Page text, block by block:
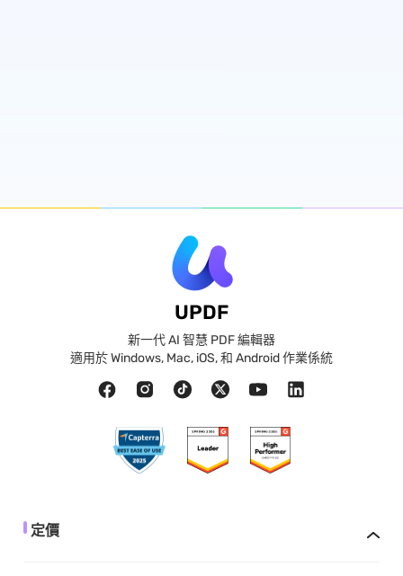
UPDF
新一代 AI 智慧 PDF 編輯器
適用於 Windows, Mac, iOS, 和 Android 作業係統
定價